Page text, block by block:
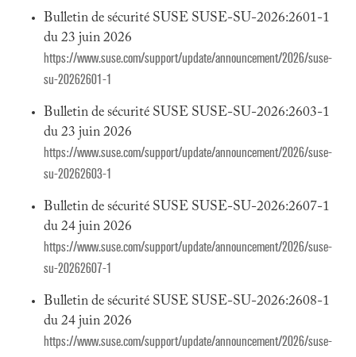
Bulletin de sécurité SUSE SUSE-SU-2026:2601-1
du 23 juin 2026
https://www.suse.com/support/update/announcement/2026/suse-
su-20262601-1
Bulletin de sécurité SUSE SUSE-SU-2026:2603-1
du 23 juin 2026
https://www.suse.com/support/update/announcement/2026/suse-
su-20262603-1
Bulletin de sécurité SUSE SUSE-SU-2026:2607-1
du 24 juin 2026
https://www.suse.com/support/update/announcement/2026/suse-
su-20262607-1
Bulletin de sécurité SUSE SUSE-SU-2026:2608-1
du 24 juin 2026
https://www.suse.com/support/update/announcement/2026/suse-